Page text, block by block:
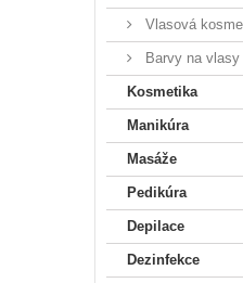
Vlasová
Barvy na vlasy
Kosmetika
Manikúra
Masáže
Pedikúra
Depilace
Dezinfekce